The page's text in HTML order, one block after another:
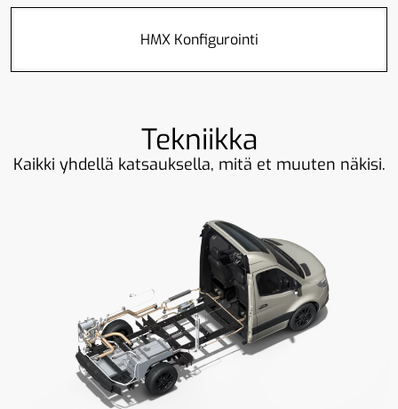
HMX Konfigurointi
Tekniikka
Kaikki yhdellä katsauksella, mitä et muuten näkisi.